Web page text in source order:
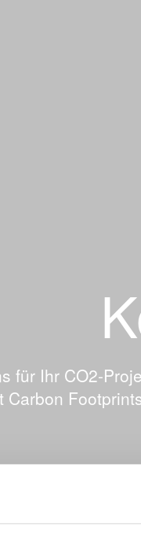
für Ihr CO2-
Carbon